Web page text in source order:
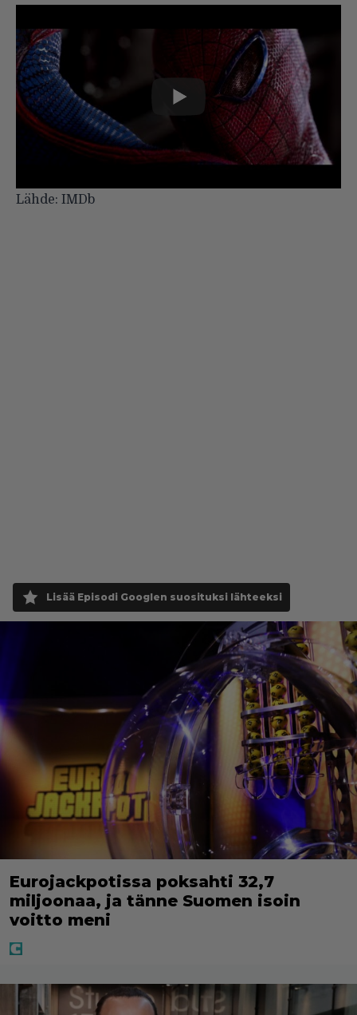
Lähde: IMDb
Lisää Episodi Googlen suosituksi lähteeksi
Eurojackpotissa poksahti 32,7
miljoonaa, ja tänne Suomen isoin
voitto meni